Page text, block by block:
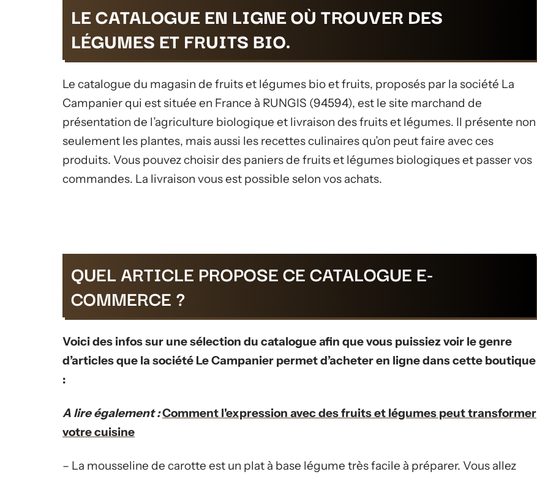
LE CATALOGUE EN LIGNE OÙ TROUVER DES
LÉGUMES ET FRUITS BIO.
Le catalogue du magasin de fruits et légumes bio et fruits, proposés par la société La
Campanier qui est située en France à RUNGIS (94594), est le site marchand de
présentation de l’agriculture biologique et livraison des fruits et légumes. Il présente non
seulement les plantes, mais aussi les recettes culinaires qu’on peut faire avec ces
produits. Vous pouvez choisir des paniers de fruits et légumes biologiques et passer vos
commandes. La livraison vous est possible selon vos achats.
QUEL ARTICLE PROPOSE CE CATALOGUE E-
COMMERCE ?
Voici des infos sur une sélection du catalogue afin que vous puissiez voir le genre
d’articles que la société Le Campanier permet d’acheter en ligne dans cette boutique
:
A lire également :Comment l'expression avec des fruits et légumes peut transformer
votre cuisine
– La mousseline de carotte est un plat à base légume très facile à préparer. Vous allez